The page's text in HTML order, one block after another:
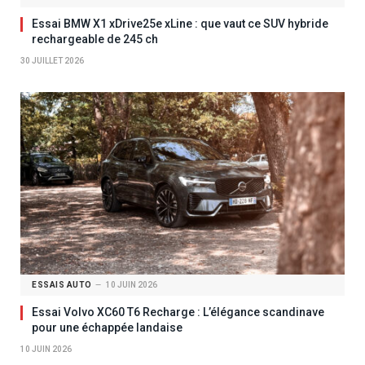
Essai BMW X1 xDrive25e xLine : que vaut ce SUV hybride
rechargeable de 245 ch
30 JUILLET 2026
ESSAIS AUTO 10 JUIN 2026
Essai Volvo XC60 T6 Recharge : L’élégance scandinave
pour une échappée landaise
10 JUIN 2026